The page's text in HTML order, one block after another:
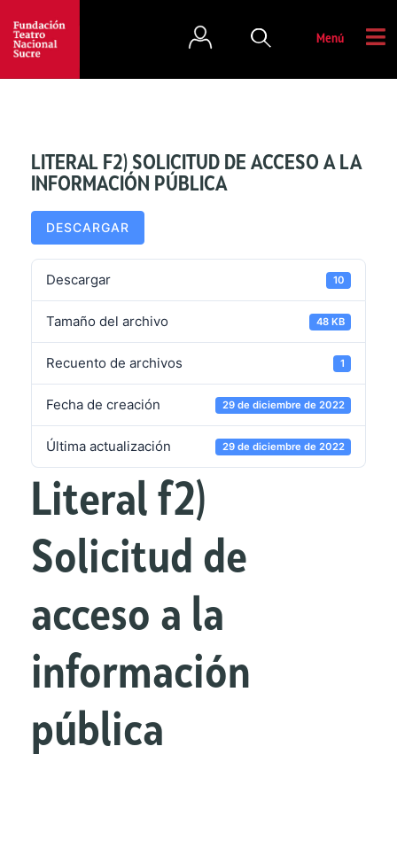
Menú
LITERAL F2) SOLICITUD DE ACCESO A LA
INFORMACIÓN PÚBLICA
DESCARGAR
Descargar 10
Tamaño del archivo 48 KB
Recuento de archivos 1
Fecha de creación 29 de diciembre de 2022
Última actualización 29 de diciembre de 2022
Literal f2)
Solicitud de
acceso a la
información
pública